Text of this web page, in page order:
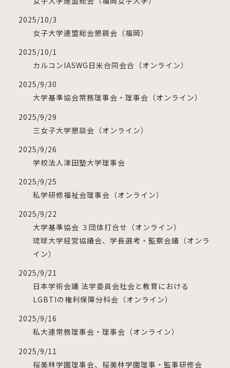
2025/10/3
女子大学連盟総会懇親会（福岡）
2025/10/1
カルコンIASWG日米合同会合（オンライン）
2025/9/30
大学基準協会常務理事会・理事会（オンライン）
2025/9/29
三女子大学懇談会（オンライン）
2025/9/26
学校法人津田塾大学理事会
2025/9/25
私学研修福祉会理事会（オンライン）
2025/9/22
大学基準協会 ３団体打合せ（オンライン）
琉球大学経営協議会、学長選考・監察会議（オンラ
イン）
2025/9/21
日本学術会議 法学委員会社会と教育における
LGBTIの権利保障分科会（オンライン）
2025/9/16
私大連常務理事会・理事会（オンライン）
2025/9/11
桜美林学園理事会、桜美林学園理事・監事研修会